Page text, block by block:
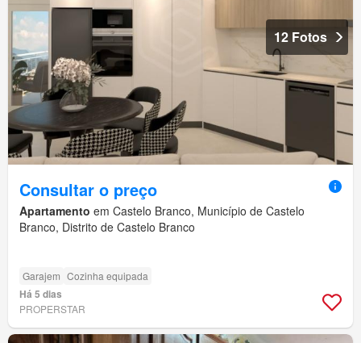
12 Fotos
Consultar o preço
Apartamento em Castelo Branco, Município de Castelo
Branco, Distrito de Castelo Branco
Garajem Cozinha equipada
Há 5 dias
PROPERSTAR